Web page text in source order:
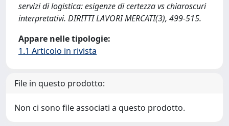
servizi di logistica: esigenze di certezza vs chiaroscuri
interpretativi. DIRITTI LAVORI MERCATI(3), 499-515.
Appare nelle tipologie:
1.1 Articolo in rivista
File in questo prodotto:
Non ci sono file associati a questo prodotto.